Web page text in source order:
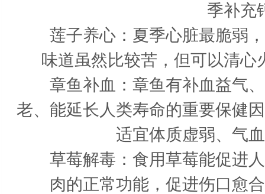
季补充
莲子养心：夏季心脏最脆弱，
味道虽然比较苦，但可以清
章鱼补血：章鱼有补血益气、
老、能延长人类寿命的重要保健
适宜体质虚弱、气
草莓解毒：食用草莓能促进人
肉的正常功能，促进伤口愈